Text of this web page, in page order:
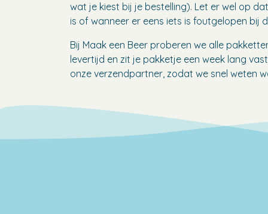
wat je kiest bij je bestelling). Let er wel op
is of wanneer er eens iets is foutgelopen bij
Bij Maak een Beer proberen we alle
levertijd en zit je pakketje een week lang
onze verzendpartner, zodat we snel weten